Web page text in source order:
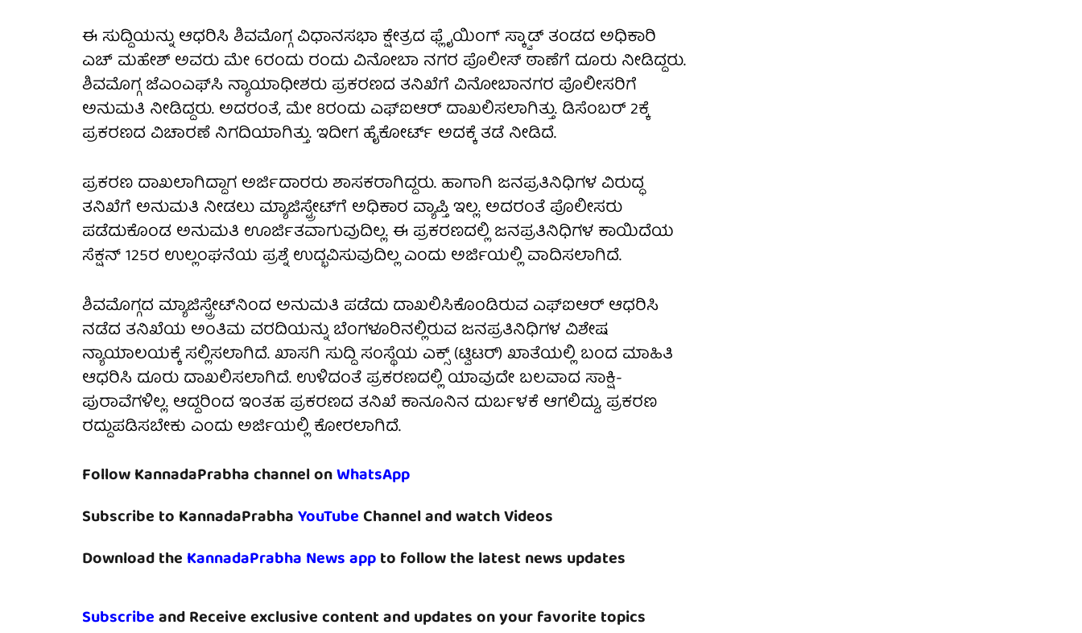
ಈ ಸುದ್ದಿಯನ್ನು ಆಧರಿಸಿ ಶಿವಮೊಗ್ಗ ವಿಧಾನಸಭಾ ಕ್ಷೇತ್ರದ ಫ್ಲೈಯಿಂಗ್ ಸ್ಕ್ವಾಡ್ ತಂಡದ ಅಧಿಕಾರಿ
ಎಚ್ ಮಹೇಶ್ ಅವರು ಮೇ 6ರಂದು ರಂದು ವಿನೋಬಾ ನಗರ ಪೊಲೀಸ್ ಠಾಣೆಗೆ ದೂರು ನೀಡಿದ್ದರು.
ಶಿವಮೊಗ್ಗ ಜೆಎಂಎಫ್‌ಸಿ ನ್ಯಾಯಾಧೀಶರು ಪ್ರಕರಣದ ತನಿಖೆಗೆ ವಿನೋಬಾನಗರ ಪೊಲೀಸರಿಗೆ
ಅನುಮತಿ ನೀಡಿದ್ದರು. ಅದರಂತೆ, ಮೇ 8ರಂದು ಎಫ್‌ಐಆರ್ ದಾಖಲಿಸಲಾಗಿತ್ತು. ಡಿಸೆಂಬರ್‌ 2ಕ್ಕೆ
ಪ್ರಕರಣದ ವಿಚಾರಣೆ ನಿಗದಿಯಾಗಿತ್ತು. ಇದೀಗ ಹೈಕೋರ್ಟ್ ಅದಕ್ಕೆ ತಡೆ ನೀಡಿದೆ.
ಪ್ರಕರಣ ದಾಖಲಾಗಿದ್ದಾಗ ಅರ್ಜಿದಾರರು ಶಾಸಕರಾಗಿದ್ದರು. ಹಾಗಾಗಿ ಜನಪ್ರತಿನಿಧಿಗಳ ವಿರುದ್ಧ
ತನಿಖೆಗೆ ಅನುಮತಿ ನೀಡಲು ಮ್ಯಾಜಿಸ್ಟ್ರೇಟ್‌ಗೆ ಅಧಿಕಾರ ವ್ಯಾಪ್ತಿ ಇಲ್ಲ. ಅದರಂತೆ ಪೊಲೀಸರು
ಪಡೆದುಕೊಂಡ ಅನುಮತಿ ಊರ್ಜಿತವಾಗುವುದಿಲ್ಲ. ಈ ಪ್ರಕರಣದಲ್ಲಿ ಜನಪ್ರತಿನಿಧಿಗಳ ಕಾಯಿದೆಯ
ಸೆಕ್ಷನ್ 125ರ ಉಲ್ಲಂಘನೆಯ ಪ್ರಶ್ನೆ ಉದ್ಭವಿಸುವುದಿಲ್ಲ ಎಂದು ಅರ್ಜಿಯಲ್ಲಿ ವಾದಿಸಲಾಗಿದೆ.
ಶಿವಮೊಗ್ಗದ ಮ್ಯಾಜಿಸ್ಟ್ರೇಟ್‌ನಿಂದ ಅನುಮತಿ ಪಡೆದು ದಾಖಲಿಸಿಕೊಂಡಿರುವ ಎಫ್‌ಐಆರ್ ಆಧರಿಸಿ
ನಡೆದ ತನಿಖೆಯ ಅಂತಿಮ ವರದಿಯನ್ನು ಬೆಂಗಳೂರಿನಲ್ಲಿರುವ ಜನಪ್ರತಿನಿಧಿಗಳ ವಿಶೇಷ
ನ್ಯಾಯಾಲಯಕ್ಕೆ ಸಲ್ಲಿಸಲಾಗಿದೆ. ಖಾಸಗಿ ಸುದ್ದಿ ಸಂಸ್ಥೆಯ ಎಕ್ಸ್‌ (ಟ್ವಿಟರ್‌) ಖಾತೆಯಲ್ಲಿ ಬಂದ ಮಾಹಿತಿ
ಆಧರಿಸಿ ದೂರು ದಾಖಲಿಸಲಾಗಿದೆ. ಉಳಿದಂತೆ ಪ್ರಕರಣದಲ್ಲಿ ಯಾವುದೇ ಬಲವಾದ ಸಾಕ್ಷಿ-
ಪುರಾವೆಗಳಿಲ್ಲ. ಆದ್ದರಿಂದ ಇಂತಹ ಪ್ರಕರಣದ ತನಿಖೆ ಕಾನೂನಿನ ದುರ್ಬಳಕೆ ಆಗಲಿದ್ದು, ಪ್ರಕರಣ
ರದ್ದುಪಡಿಸಬೇಕು ಎಂದು ಅರ್ಜಿಯಲ್ಲಿ ಕೋರಲಾಗಿದೆ.
Follow KannadaPrabha channel onWhatsApp
Subscribe to KannadaPrabhaYouTubeChannel and watch Videos
Download the KannadaPrabha News appto follow the latest news updates
Subscribeand Receive exclusive content and updates on your favorite topics